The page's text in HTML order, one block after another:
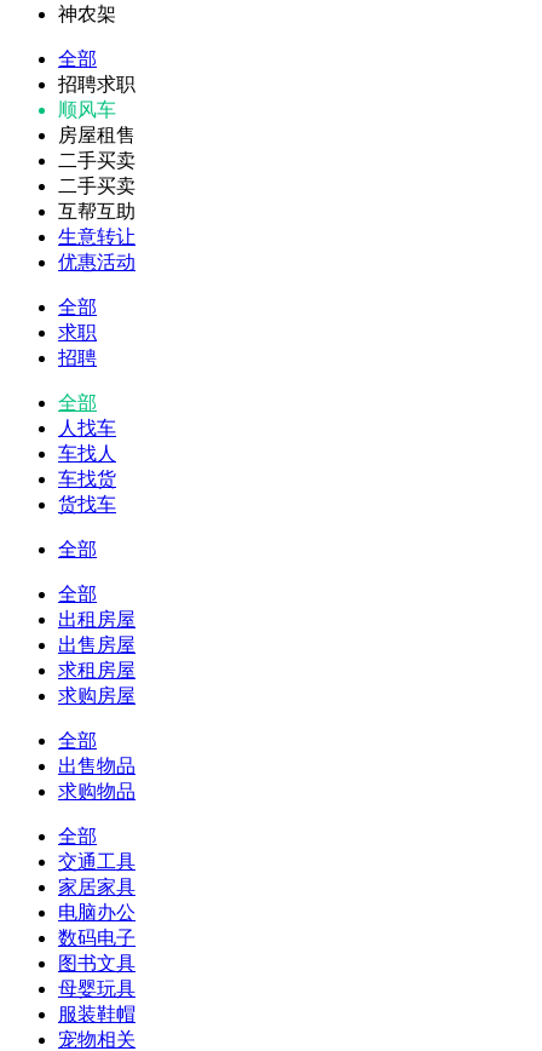
神农架
全部
招聘求职
顺风车
房屋租售
二手买卖
二手买卖
互帮互助
生意转让
优惠活动
全部
求职
招聘
全部
人找车
车找人
车找货
货找车
全部
全部
出租房屋
出售房屋
求租房屋
求购房屋
全部
出售物品
求购物品
全部
交通工具
家居家具
电脑办公
数码电子
图书文具
母婴玩具
服装鞋帽
宠物相关